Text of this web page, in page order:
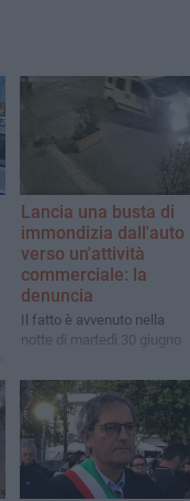
Lancia una busta di
immondizia dall'auto
verso un'attività
commerciale: la
denuncia
Il fatto è avvenuto nella
notte di martedì 30 giugno